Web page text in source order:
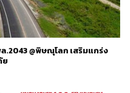
.2043 @พิษณุโลก เสริมแกร่ง
ย